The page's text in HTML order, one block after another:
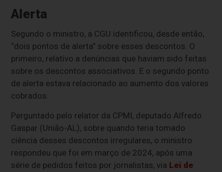
Alerta
Segundo o ministro, a CGU identificou, desde então,
“dois pontos de alerta” sobre esses descontos. O
primeiro, relativo a denúncias que haviam sido feitas
sobre os descontos associativos. E o segundo ponto
de alerta estava relacionado ao aumento dos valores
cobrados.
Perguntado pelo relator da CPMI, deputado Alfredo
Gaspar (União-AL), sobre quando teria tomado
ciência desses descontos irregulares, o ministro
respondeu que foi em março de 2024, após uma
série de pedidos feitos por jornalistas, via Lei de